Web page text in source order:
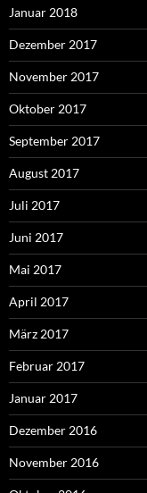
Januar 2018
Dezember 2017
November 2017
Oktober 2017
September 2017
August 2017
Juli 2017
Juni 2017
Mai 2017
April 2017
März 2017
Februar 2017
Januar 2017
Dezember 2016
November 2016